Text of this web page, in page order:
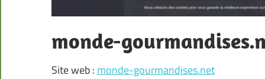
monde-
Site web : monde-gourmandises.net